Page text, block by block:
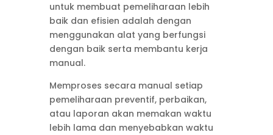
untuk membuat pemeliharaan lebih
baik dan efisien adalah dengan
menggunakan alat yang berfungsi
dengan baik serta membantu kerja
manual.
Memproses secara manual setiap
pemeliharaan preventif, perbaikan,
atau laporan akan memakan waktu
lebih lama dan menyebabkan waktu